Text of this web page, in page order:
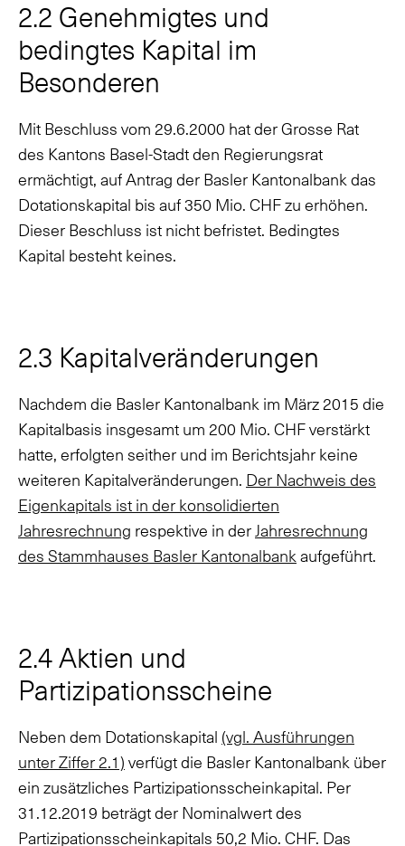
2.2 Genehmigtes und
bedingtes Kapital im
Besonderen
Mit Beschluss vom 29.6.2000 hat der Grosse Rat
des Kantons Basel-Stadt den Regierungsrat
ermächtigt, auf Antrag der Basler Kantonalbank das
Dotationskapital bis auf 350 Mio. CHF zu erhöhen.
Dieser Beschluss ist nicht befristet. Bedingtes
Kapital besteht keines.
2.3 Kapitalveränderungen
Nachdem die Basler Kantonalbank im März 2015 die
Kapitalbasis insgesamt um 200 Mio. CHF verstärkt
hatte, erfolgten seither und im Berichtsjahr keine
weiteren Kapitalveränderungen. Der Nachweis des
Eigenkapitals ist in der konsolidierten
Jahresrechnung respektive in der Jahresrechnung
des Stammhauses Basler Kantonalbank aufgeführt.
2.4 Aktien und
Partizipationsscheine
Neben dem Dotationskapital (vgl. Ausführungen
unter Ziffer 2.1) verfügt die Basler Kantonalbank über
ein zusätzliches Partizipationsscheinkapital. Per
31.12.2019 beträgt der Nominalwert des
Partizipationsscheinkapitals 50,2 Mio. CHF. Das